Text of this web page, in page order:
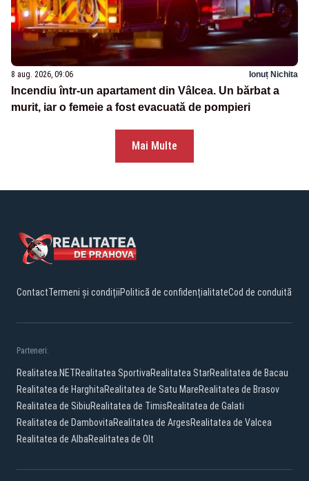
8 aug. 2026, 09:06 Ionuț Nichita
Incendiu într-un apartament din Vâlcea. Un bărbat a
murit, iar o femeie a fost evacuată de pompieri
Mai Multe
ContactTermeni și condițiiPolitică de confidențialitateCod de conduită
Parteneri:
Realitatea.NETRealitatea SportivaRealitatea StarRealitatea de Bacau
Realitatea de HarghitaRealitatea de Satu MareRealitatea de Brasov
Realitatea de SibiuRealitatea de TimisRealitatea de Galati
Realitatea de DambovitaRealitatea de ArgesRealitatea de Valcea
Realitatea de AlbaRealitatea de Olt